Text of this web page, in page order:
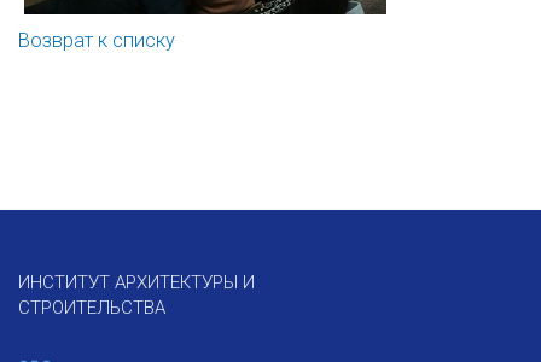
Возврат к списку
ИНСТИТУТ АРХИТЕКТУРЫ И
СТРОИТЕЛЬСТВА